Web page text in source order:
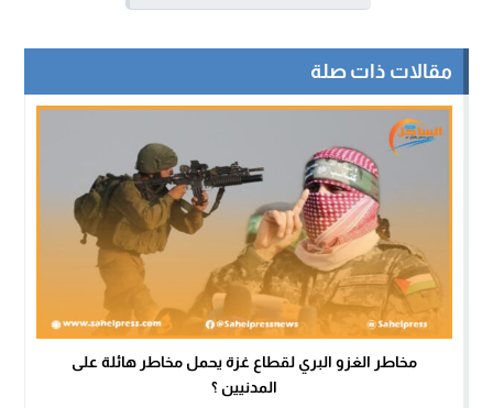
مقالات ذات صلة
مخاطر الغزو البري لقطاع غزة يحمل مخاطر هائلة على
المدنيين ؟